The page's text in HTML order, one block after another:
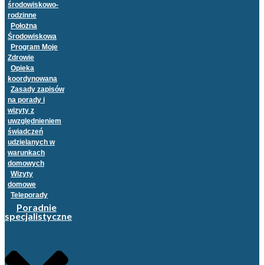
środowiskowo-
rodzinne
Położna
Środowiskowa
Program Moje
Zdrowie
Opieka
koordynowana
Zasady zapisów
na porady i
wizyty z
uwzględnieniem
świadczeń
udzielanych w
warunkach
domowych
Wizyty
domowe
Teleporady
Poradnie
specjalistyczne